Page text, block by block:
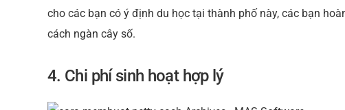
cho các bạn có ý định du học tại thành phố này, các bạn
cách ngàn cây số.
4. Chi phí sinh hoạt hợp lý